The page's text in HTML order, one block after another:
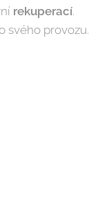
rekuperací.
svého provozu.